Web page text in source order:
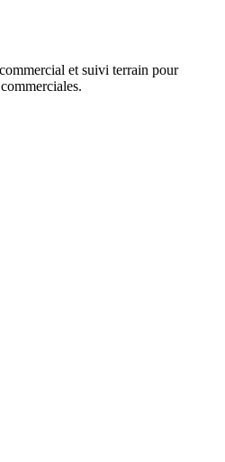
et suivi terrain pour